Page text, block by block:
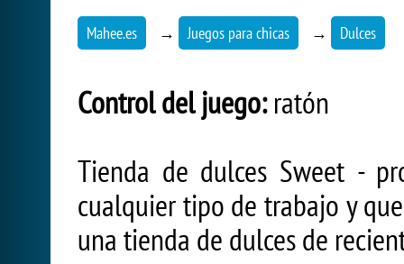
Mahee.es → Juegos para chicas → Dulces
Control del juego:ratón
Tienda de dulces Sweet -
cualquier tipo de trabajo y
una tienda de dulces de